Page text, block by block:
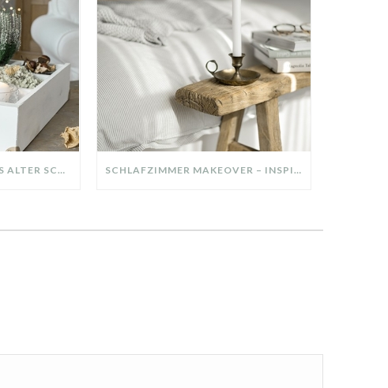
DIY-DEKO-TABLETT AUS ALTER SCHUBLADE – NACHHALTIGE HERBSTDEKO SELBER MACHEN! SCHLAFZIMMER MAKEOVER – INSPIRATION FÜR DEIN SCHLAFZIMMER: AUS ALT MACH NEU – HELL, GEMÜTLICH UND EINLADEND